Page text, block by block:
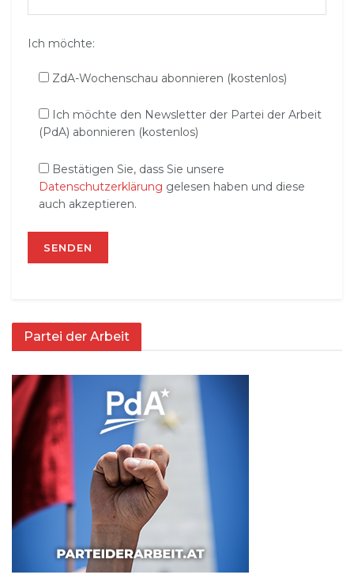
Ich möchte:
ZdA-Wochenschau abonnieren (kostenlos)
Ich möchte den Newsletter der Partei der Arbeit
(PdA) abonnieren (kostenlos)
Bestätigen Sie, dass Sie unsere
Datenschutzerklärung gelesen haben und diese
auch akzeptieren.
Partei der Arbeit